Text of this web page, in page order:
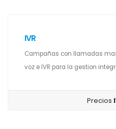
IVR
Campañas con llamadas
voz e IVR para la gestion
Precios